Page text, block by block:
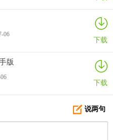
这座空间站。
又不失礼貌地回复博识学会的种
给我吧！
能力属性是极其重要的，这些都
06 下载
版
下载
说两句